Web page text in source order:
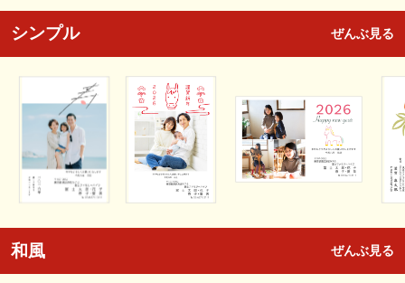
シンプル ぜんぶ見る
和風 ぜんぶ見る